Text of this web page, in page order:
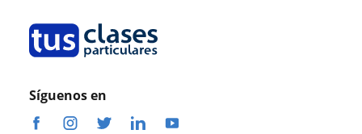
Síguenos en